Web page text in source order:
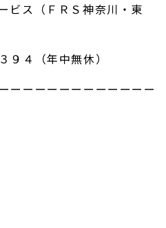
ビス（ＦＲＳ神奈川・東
４（年中無休）
ーーーーーーーーーーーー